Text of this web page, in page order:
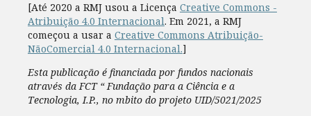
[Até 2020 a RMJ usou a Licença Creative Commons -
Atribuição 4.0 Internacional. Em 2021, a RMJ
começou a usar a Creative Commons Atribuição-
NãoComercial 4.0 Internacional.]
Esta publicação é financiada por fundos nacionais
através da FCT “ Fundação para a Ciência e a
Tecnologia, I.P., no mbito do projeto UID/5021/2025